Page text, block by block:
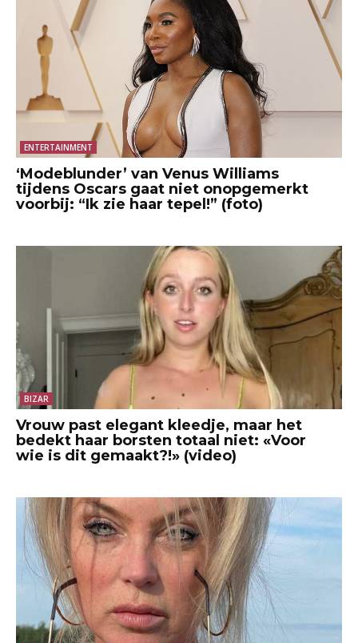
ENTERTAINMENT
‘Modeblunder’ van Venus Williams
tijdens Oscars gaat niet onopgemerkt
voorbij: “Ik zie haar tepel!” (foto)
BIZAR
Vrouw past elegant kleedje, maar het
bedekt haar borsten totaal niet: «Voor
wie is dit gemaakt?!» (video)